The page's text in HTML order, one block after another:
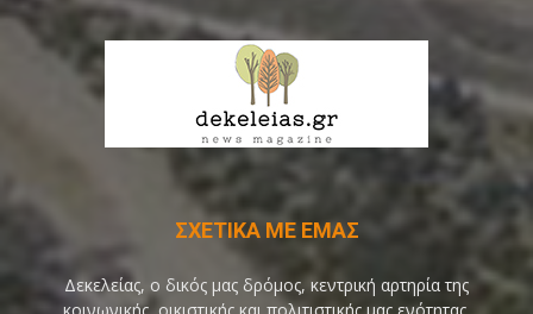
ΣΧΕΤΙΚΑ ΜΕ ΕΜΑΣ
Δεκελείας, ο δικός μας δρόμος, κεντρική αρτηρία της
κοινωνικής, οικιστικής και πολιτιστικής μας ενότητας,